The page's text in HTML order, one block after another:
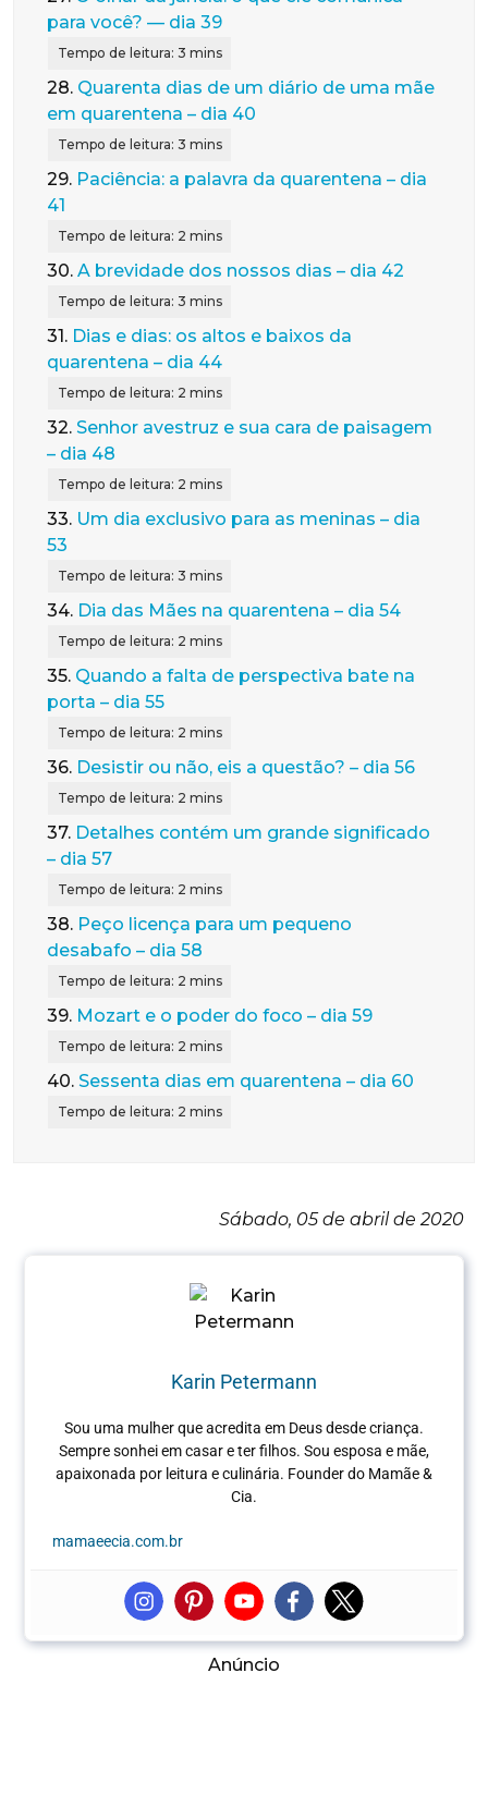
para você? — dia 39
28. Quarenta dias de um diário de uma mãe
em quarentena – dia 40
29. Paciência: a palavra da quarentena – dia
41
30. A brevidade dos nossos dias – dia 42
31. Dias e dias: os altos e baixos da
quarentena – dia 44
32. Senhor avestruz e sua cara de paisagem
– dia 48
33. Um dia exclusivo para as meninas – dia
53
34. Dia das Mães na quarentena – dia 54
35. Quando a falta de perspectiva bate na
porta – dia 55
36. Desistir ou não, eis a questão? – dia 56
37. Detalhes contém um grande significado
– dia 57
38. Peço licença para um pequeno
desabafo – dia 58
39. Mozart e o poder do foco – dia 59
40. Sessenta dias em quarentena – dia 60
Sábado, 05 de abril de 2020
Karin Petermann
Sou uma mulher que acredita em Deus desde criança.
Sempre sonhei em casar e ter filhos. Sou esposa e mãe,
apaixonada por leitura e culinária. Founder do Mamãe &
Cia.
mamaeecia.com.br
Anúncio